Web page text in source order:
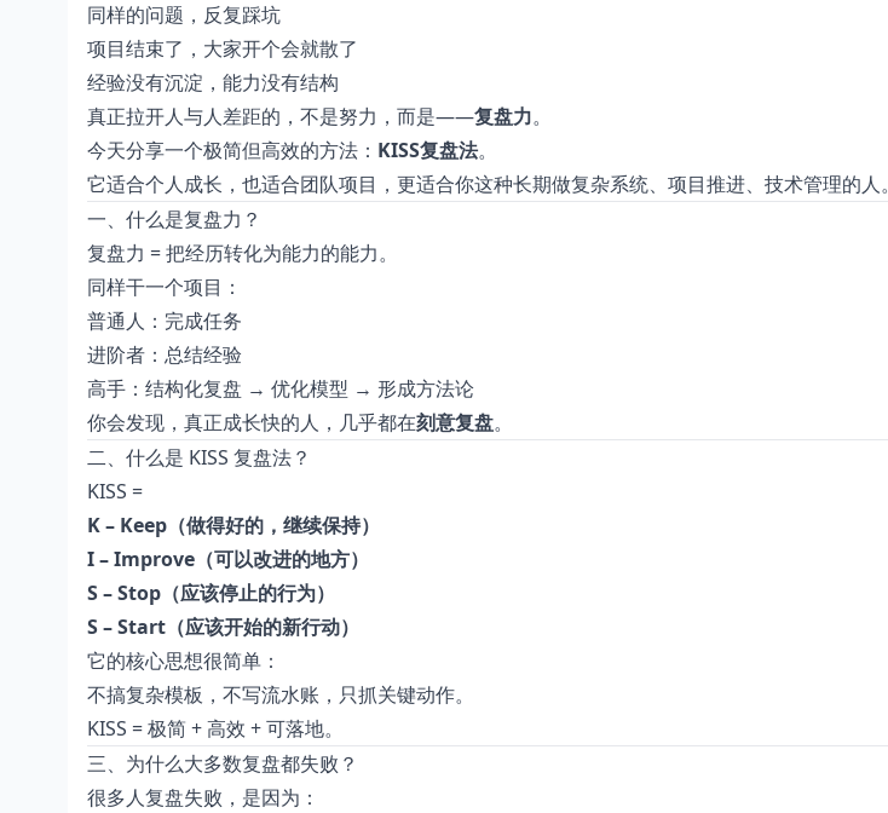
同样的问题，反复踩坑
项目结束了，大家开个会就散了
经验没有沉淀，能力没有结构
真正拉开人与人差距的，不是努力，而是——复盘力。
今天分享一个极简但高效的方法： KISS复盘法。
它适合个人成长，也适合团队项目，更适合你这种长期做复杂系统、项目推进、技术管理的人。
一、什么是复盘力？
复盘力 = 把经历转化为能力的能力。
同样干一个项目：
普通人：完成任务
进阶者：总结经验
高手：结构化复盘 → 优化模型 → 形成方法论
你会发现，真正成长快的人，几乎都在刻意复盘。
二、什么是 KISS 复盘法？
KISS =
K – Keep（做得好的，继续保持）
I – Improve（可以改进的地方）
S – Stop（应该停止的行为）
S – Start（应该开始的新行动）
它的核心思想很简单：
不搞复杂模板，不写流水账，只抓关键动作。
KISS = 极简 + 高效 + 可落地。
三、为什么大多数复盘都失败？
很多人复盘失败，是因为：